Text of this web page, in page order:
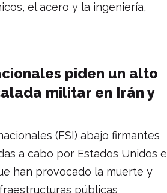
el acero y la ingeniería,
piden un alto
militar en Irán y
(FSI) abajo firmantes
a cabo por Estados Unidos e
han provocado la muerte y
públicas